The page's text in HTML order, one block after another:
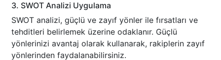
3. SWOT Analizi Uygulama
SWOT analizi, güçlü ve zayıf yönler ile fırsatları ve
tehditleri belirlemek üzerine odaklanır. Güçlü
yönlerinizi avantaj olarak kullanarak, rakiplerin zayıf
yönlerinden faydalanabilirsiniz.